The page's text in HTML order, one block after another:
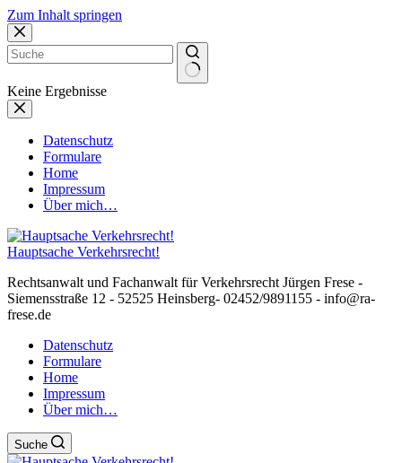
Zum Inhalt springen
Keine Ergebnisse
Datenschutz
Formulare
Home
Impressum
Über mich…
Hauptsache Verkehrsrecht!
Rechtsanwalt und Fachanwalt für Verkehrsrecht Jürgen Frese -
Siemensstraße 12 - 52525 Heinsberg- 02452/9891155 - info@ra-
frese.de
Datenschutz
Formulare
Home
Impressum
Über mich…
Suche